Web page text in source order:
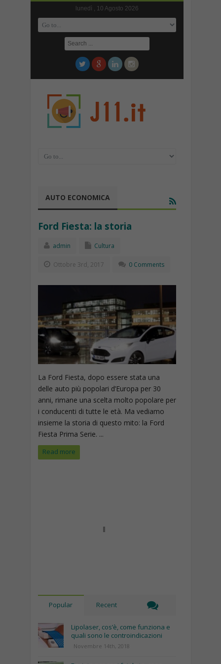
lunedì , 10 Agosto 2026
AUTO ECONOMICA
Ford Fiesta: la storia
admin Cultura
Ottobre 3rd, 2017 0 Comments
La Ford Fiesta, dopo essere stata una
delle auto più popolari d’Europa per 30
anni, rimane una scelta molto popolare per
i conducenti di tutte le età. Ma vediamo
insieme la storia di questo mito: la Ford
Fiesta Prima Serie. ...
Read more
Popular Recent
Lipolaser, cos’è, come funziona e
quali sono le controindicazioni
Novembre 14th, 2018